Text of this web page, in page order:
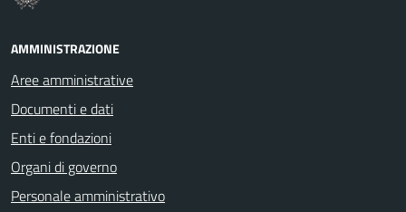
AMMINISTRAZIONE
Aree amministrative
Documenti e dati
Enti e fondazioni
Organi di governo
Personale amministrativo